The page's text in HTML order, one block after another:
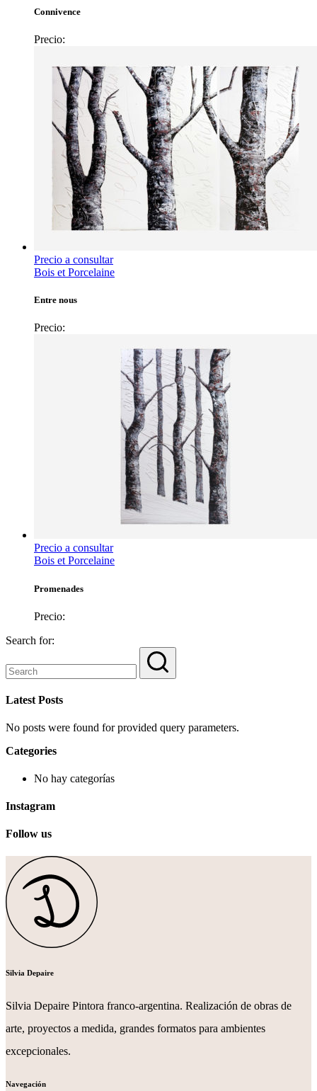
Connivence
Precio:
Precio a consultar
Bois et Porcelaine
Entre nous
Precio:
Precio a consultar
Bois et Porcelaine
Promenades
Precio:
Search for:
Latest Posts
No posts were found for provided query parameters.
Categories
No hay categorías
Instagram
Follow us
Silvia Depaire
Silvia Depaire Pintora franco-argentina. Realización de obras de
arte, proyectos a medida, grandes formatos para ambientes
excepcionales.
Navegación